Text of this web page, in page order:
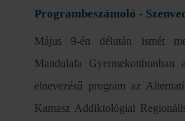
Programbeszámoló -
Május 9-én délután ismét
Mandulafa Gyermekotthonban
elnevezésű program az
Kamasz Addiktológiai